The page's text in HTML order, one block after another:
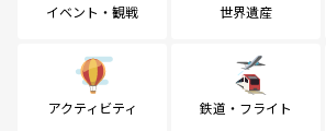
イベント・観戦 世界遺産
アクティビティ 鉄道・フライト